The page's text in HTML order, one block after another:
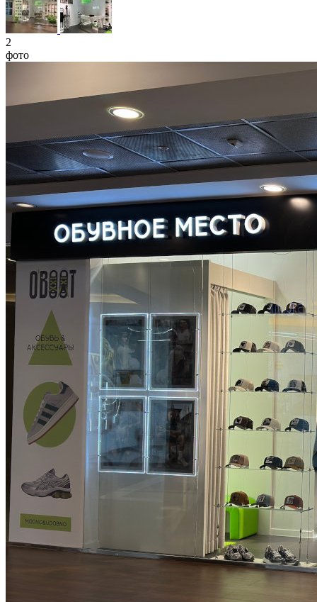
2
фото